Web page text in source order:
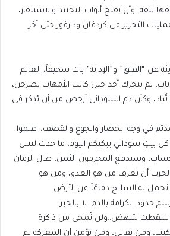
بثقة، وأن تفتح أبواب التجنيد والاستنفار،
التحرير في كردفان ودارفور حتى آخر
عن “القلق” و”الإدانة” بات سخيفاً، العالم
لم يتحرك أحد حين كانت الأمهات يصرخن،
تُباد، وكأن دم السوداني أرخص من أن يُذكر في
في وجه الحصار والجوع والقصف، اعلموا
بيتٍ سوداني يبكيكم اليوم، ما حدث ليس
وسيدفع المجرمون الثمن، طال الزمان
أن نعرف من هو العدو، ومن هو
له السلاح دفاعًاً عن الأرض
الكرامة بالدم، لا بالحبر.
سقطت لتنهض..ولن تُمحى من ذاكرة
ومن يقاتل، ومن يؤمن أن المعركة لم